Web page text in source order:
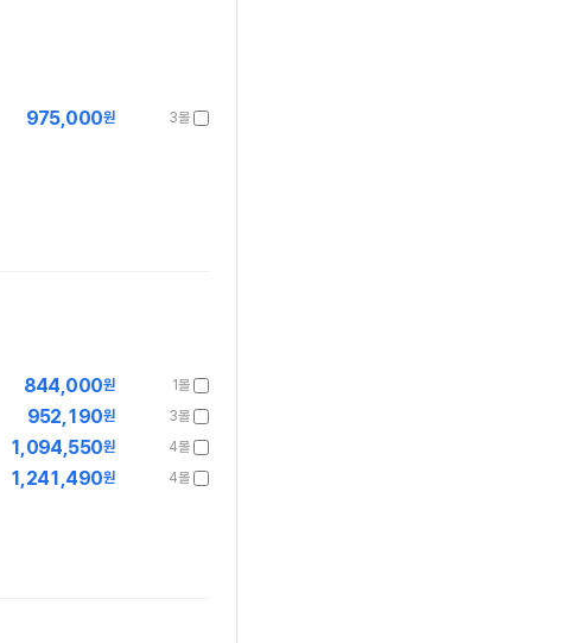
3몰
975,000원
1몰
844,000원
3몰
952,190원
4몰
1,094,550원
4몰
1,241,490원